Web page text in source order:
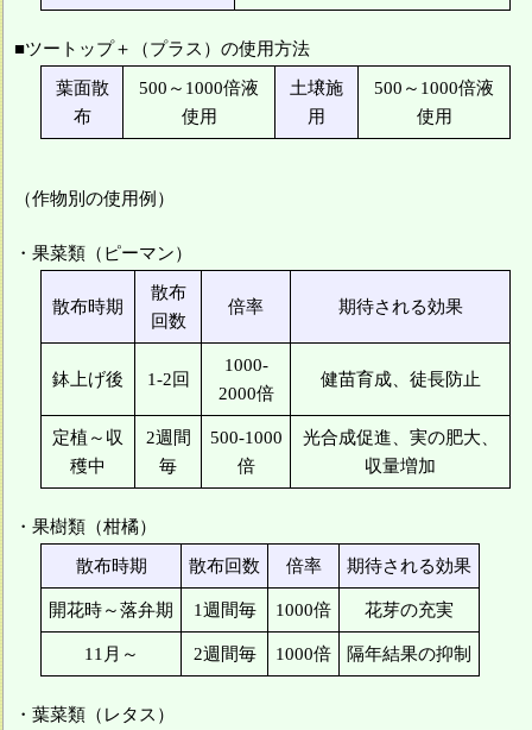
■ツートップ＋（プラス）の使用方法
葉面散
布
500～1000倍液
使用
土壌施
用
500～1000倍液
使用
（作物別の使用例）
・果菜類（ピーマン）
散布時期
散布
回数
倍率 期待される効果
鉢上げ後 1-2回
1000-
2000倍
健苗育成、徒長防止
定植～収
穫中
2週間
毎
500-1000
倍
光合成促進、実の肥大、
収量増加
・果樹類（柑橘）
散布時期 散布回数 倍率 期待される効果
開花時～落弁期 1週間毎 1000倍 花芽の充実
11月～ 2週間毎 1000倍 隔年結果の抑制
・葉菜類（レタス）